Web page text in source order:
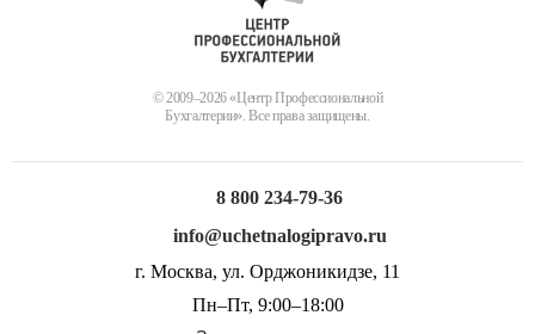
© 2009–2026 «Центр Профессиональной
Бухгалтерии». Все права защищены.
8 800 234-79-36
info@uchetnalogipravo.ru
г. Москва, ул. Орджоникидзе, 11
Пн–Пт, 9:00–18:00